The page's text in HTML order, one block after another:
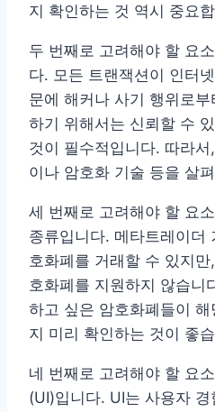
지 확인하는 것 역시 중요
두 번째로 고려해야 할 요
다. 모든 트랜잭션이 인터
문에 해커나 사기 행위로
하기 위해서는 신뢰할 수
것이 필수적입니다. 따라
이나 암호화 기술 등을 살
세 번째로 고려해야 할 요
종류입니다. 메타트레이더
호화폐를 거래할 수 있지
호화폐를 지원하지 않습니
하고 싶은 암호화폐들이
지 미리 확인하는 것이 좋
네 번째로 고려해야 할 요
(UI)입니다. UI는 사용자 경